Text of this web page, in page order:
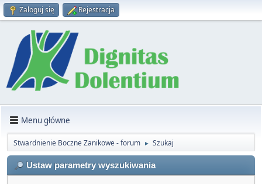
Zaloguj się Rejestracja
Menu główne
Stwardnienie Boczne Zanikowe - forum ► Szukaj
Ustaw parametry wyszukiwania